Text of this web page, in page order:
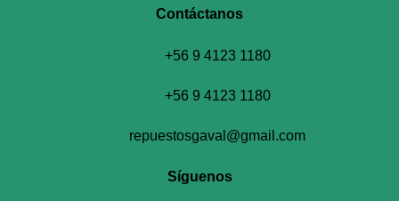
Contáctanos​
+56 9 4123 1180
+56 9 4123 1180
repuestosgaval@gmail.com
Síguenos